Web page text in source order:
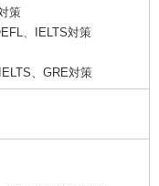
策
、IELTS対策
、GRE対策